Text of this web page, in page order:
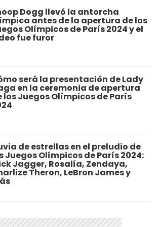
Dogg llevó la antorcha
antes de la apertura de los
Olímpicos de París 2024 y el
fue furor
será la presentación de Lady
en la ceremonia de apertura
los Juegos Olímpicos de París
de estrellas en el preludio de
Juegos Olímpicos de París 2024:
Jagger, Rosalía, Zendaya,
Theron, LeBron James y